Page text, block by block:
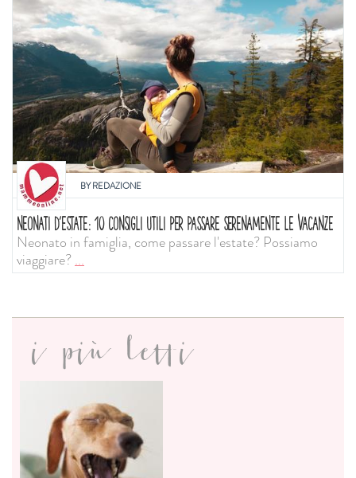
BYREDAZIONE
NEONATI D'ESTATE: 10 CONSIGLI UTILI PER PASSARE SERENAMENTE LE VACANZE
Neonato in famiglia, come passare l'estate? Possiamo
viaggiare?...
i più letti